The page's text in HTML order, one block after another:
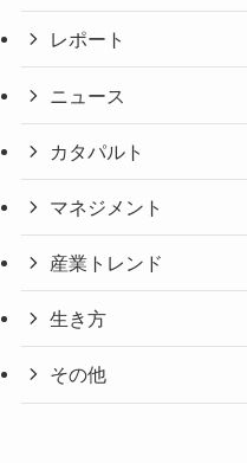
レポート
ニュース
カタパルト
マネジメント
産業トレンド
生き方
その他